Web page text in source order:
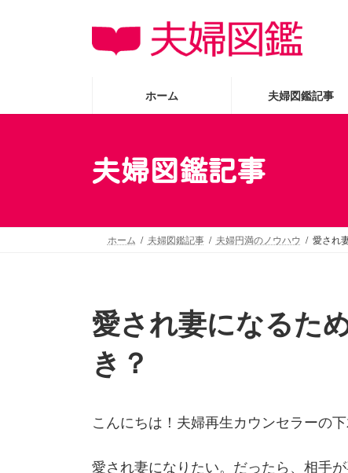
へ
ョ
ホーム 夫婦図鑑記事
夫婦図鑑記事
ホーム 夫婦図鑑記事 夫婦円満のノウハウ 愛され
愛され妻になるた
き？
こんにちは！夫婦再生カウンセラーの下
愛され妻になりたい。だったら、相手が